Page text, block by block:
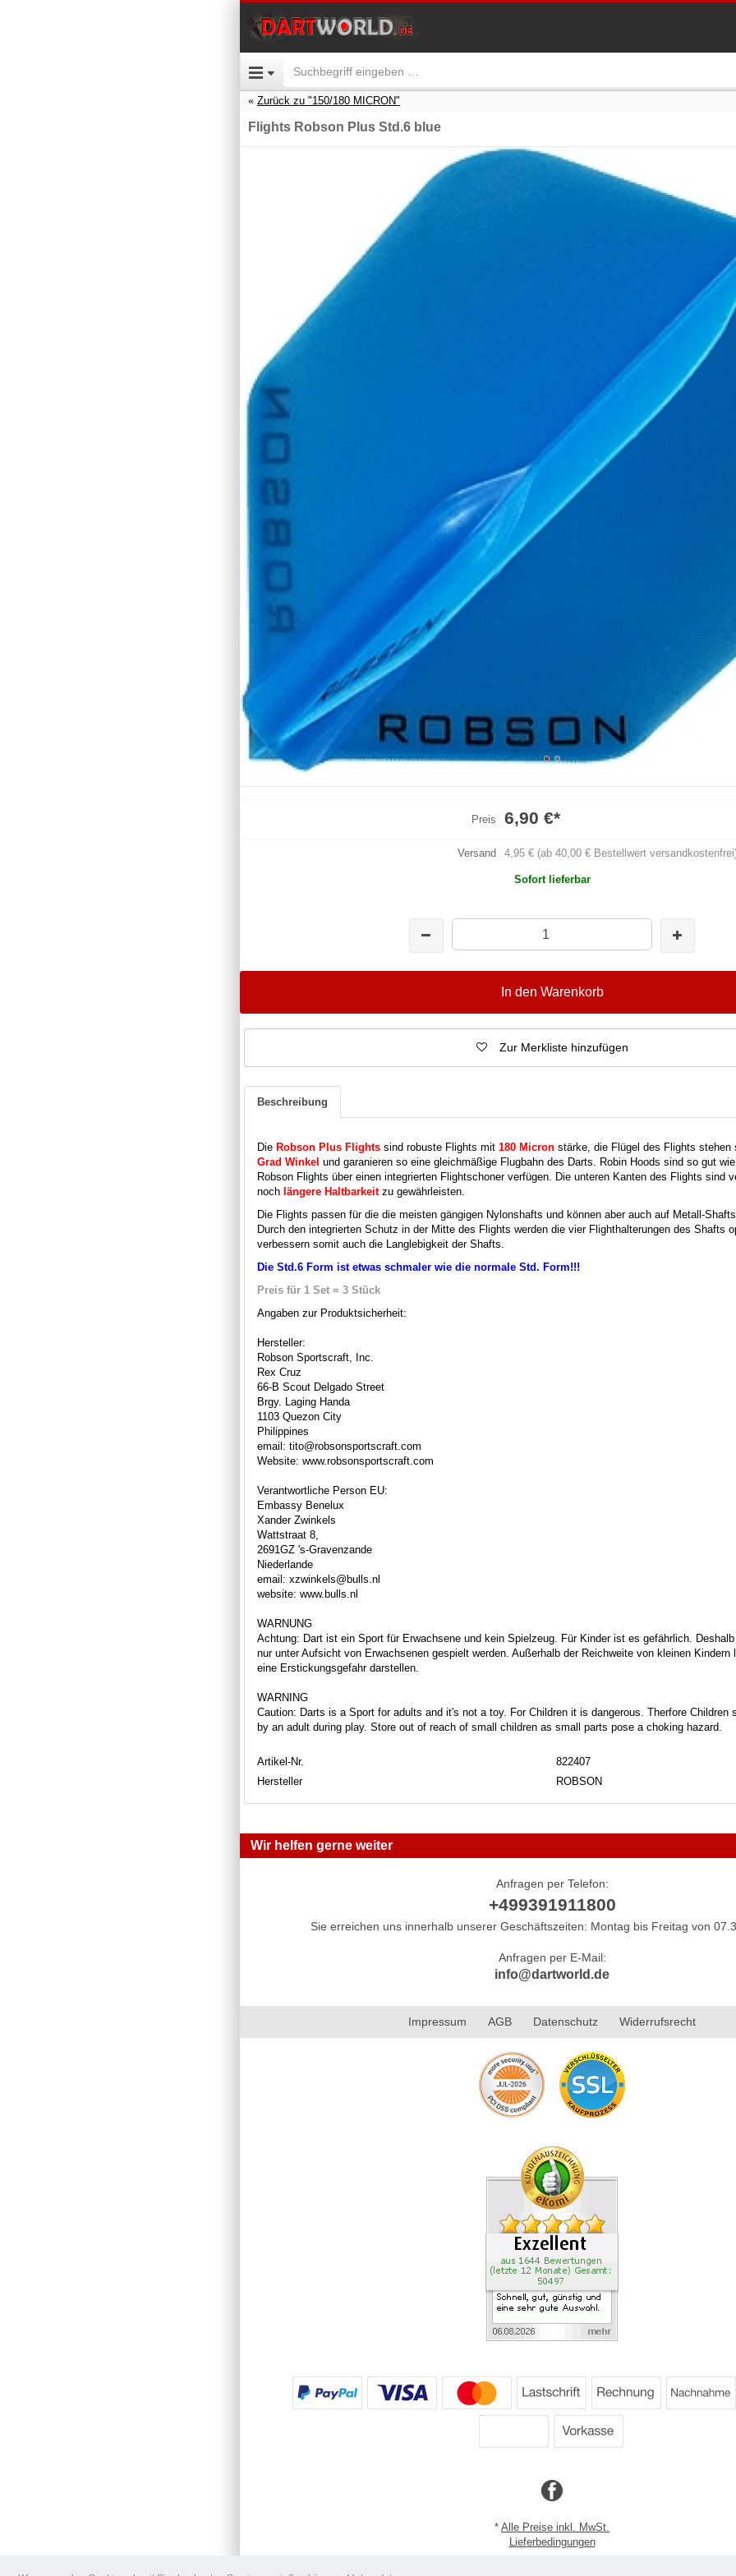
Zurück zu "150/180 MICRON"
Flights Robson Plus Std.6 blue
Preis 6,90 €*
Versand 4,95 € (ab 40,00 € Bestellwert
Sofort lieferbar
In den Warenkorb
Zur Merkliste hinzufügen
Beschreibung
Die Robson Plus Flights sind robuste Flights mit 180 Micron stärke, die Flügel des Flights
Grad Winkel und garanieren so eine gleichmäßige Flugbahn des Darts. Robin Hoods sind so gut
Robson Flights über einen integrierten Flightschoner verfügen. Die unteren Kanten des Flights sind
noch längere Haltbarkeitzu gewährleisten.
Die Flights passen für die die meisten gängigen Nylonshafts und können aber auch auf Metall-
Durch den integrierten Schutz in der Mitte des Flights werden die vier Flighthalterungen des Shafts
verbessern somit auch die Langlebigkeit der Shafts.
Die Std.6 Form ist etwas schmaler wie die normale Std. Form!!!
Preis für 1 Set = 3 Stück
Angaben zur Produktsicherheit:
Hersteller:
Robson Sportscraft, Inc.
Rex Cruz
66-B Scout Delgado Street
Brgy. Laging Handa
1103 Quezon City
Philippines
email: tito@robsonsportscraft.com
Website: www.robsonsportscraft.com
Verantwortliche Person EU:
Embassy Benelux
Xander Zwinkels
Wattstraat 8,
2691GZ 's-Gravenzande
Niederlande
email: xzwinkels@bulls.nl
website: www.bulls.nl
WARNUNG
Achtung: Dart ist ein Sport für Erwachsene und kein Spielzeug. Für Kinder ist es gefährlich.
nur unter Aufsicht von Erwachsenen gespielt werden. Außerhalb der Reichweite von kleinen Kindern
eine Erstickungsgefahr darstellen.
WARNING
Caution: Darts is a Sport for adults and it's not a toy. For Children it is dangerous. Therfore Children
by an adult during play. Store out of reach of small children as small parts pose a choking hazard.
Artikel-Nr.
822407
Hersteller
ROBSON
Wir helfen gerne weiter
Anfragen per Telefon:
+499391911800
Sie erreichen uns innerhalb unserer Geschäftszeiten: Montag bis Freitag von
Anfragen per E-Mail:
info@dartworld.de
Impressum AGB Datenschutz Widerrufsrecht
* Alle Preise inkl. MwSt.
Lieferbedingungen